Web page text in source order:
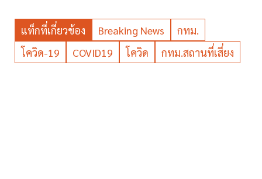
แท็กที่เกี่ยวข้อง Breaking News
กทม.
โควิด-19
COVID19 โควิด กทม.สถานที่เสี่ยง